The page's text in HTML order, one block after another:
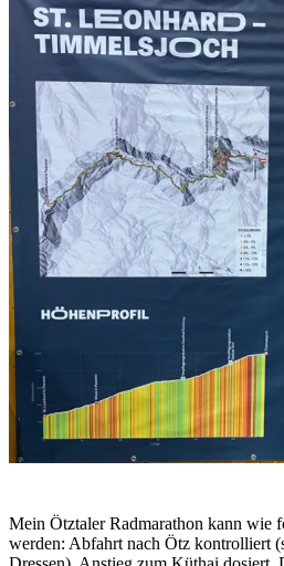
Mein Ötztaler Radmarathon kann wie
werden: Abfahrt nach Ötz kontrolliert